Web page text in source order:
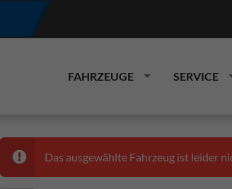
FAHRZEUGE SERVICE
Das ausgewählte Fahrzeug ist leider